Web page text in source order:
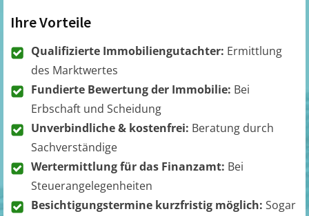
Ihre Vorteile
Qualifizierte Immobiliengutachter: Ermittlung
des Marktwertes
Fundierte Bewertung der Immobilie: Bei
Erbschaft und Scheidung
Unverbindliche & kostenfrei: Beratung durch
Sachverständige
Wertermittlung für das Finanzamt: Bei
Steuerangelegenheiten
Besichtigungstermine kurzfristig möglich: Sogar